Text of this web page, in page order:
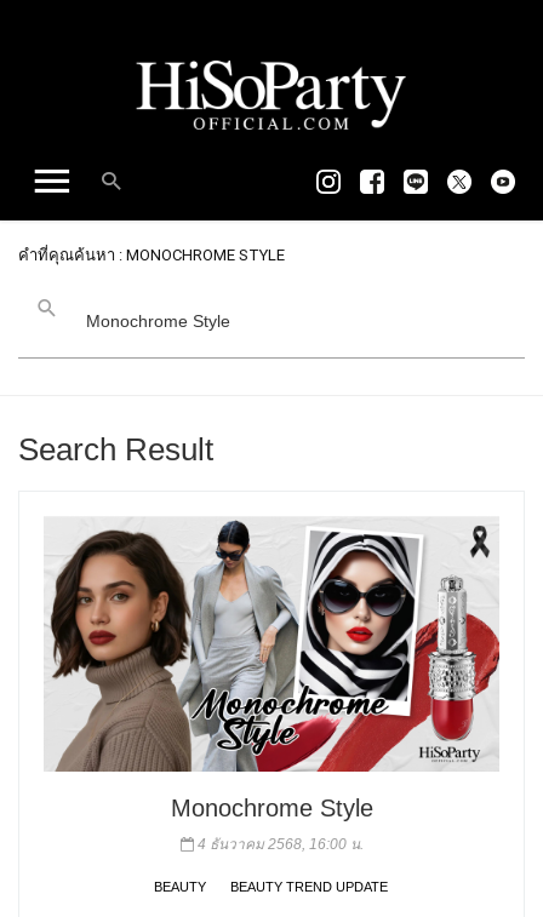
คำที่คุณค้นหา : MONOCHROME STYLE
Search Result
Monochrome Style
4 ธันวาคม 2568, 16:00 น.
BEAUTY BEAUTY TREND UPDATE